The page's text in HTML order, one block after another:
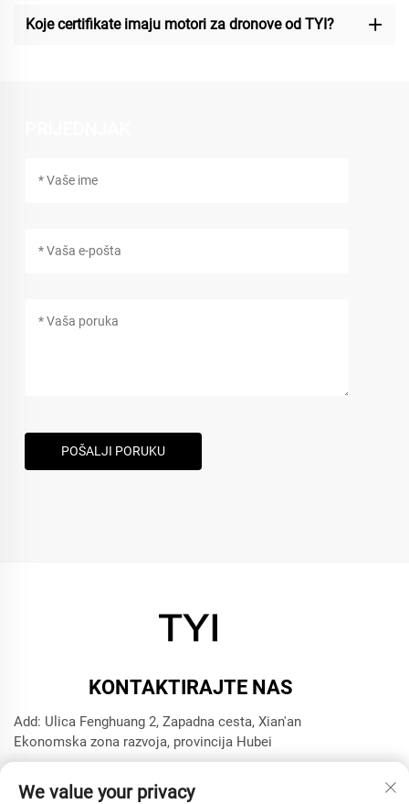
Koje certifikate imaju motori za dronove od TYI?
POŠALJI PORUKU
KONTAKTIRAJTE NAS
Add: Ulica Fenghuang 2, Zapadna cesta, Xian'an
Ekonomska zona razvoja, provincija Hubei
E-mail:[email protected]
We value your privacy